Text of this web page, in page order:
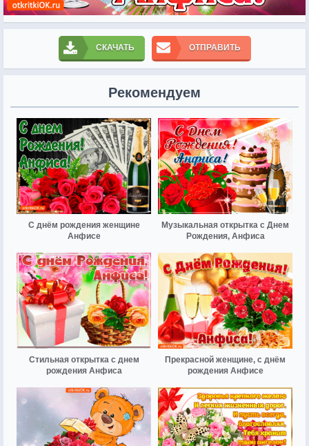
СКАЧАТЬ ОТПРАВИТЬ
Рекомендуем
С днём рождения женщине
Анфисе
Музыкальная открытка с Днем
Рождения, Анфиса
Стильная открытка с днем
рождения Анфиса
Прекрасной женщине, с днём
рождения Анфисе